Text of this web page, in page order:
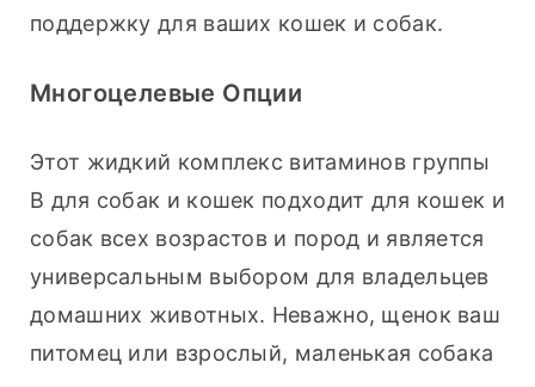
поддержку для ваших кошек и собак.
Многоцелевые Опции
Этот жидкий комплекс витаминов группы
В для собак и кошек подходит для кошек и
собак всех возрастов и пород и является
универсальным выбором для владельцев
домашних животных. Неважно, щенок ваш
питомец или взрослый, маленькая собака